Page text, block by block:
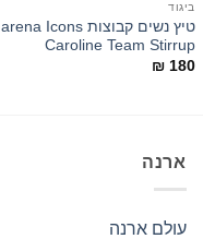
ביגוד
טיץ נשים קבוצות arena Icons
Caroline Team Stirrup
₪ 180
ארנה
עולם ארנה